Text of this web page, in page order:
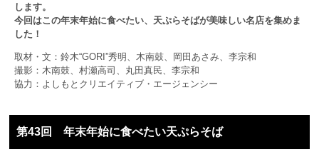
します。
今回はこの年末年始に食べたい、天ぷらそばが美味しい名店を集めま
した！
取材・文：鈴木“GORI”秀明、木南鼓、岡田あさみ、李宗和
撮影：木南鼓、村瀬高司、丸田真民、李宗和
協力：よしもとクリエイティブ・エージェンシー
第43回 年末年始に食べたい天ぷらそば